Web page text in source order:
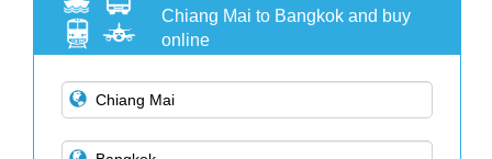
Chiang Mai to Bangkok and buy
online